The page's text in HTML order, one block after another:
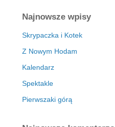
Najnowsze wpisy
Skrypaczka i Kotek
Z Nowym Hodam
Kalendarz
Spektakle
Pierwszaki górą